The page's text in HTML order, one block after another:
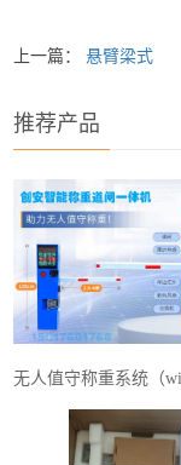
上一篇：悬臂梁式
推荐产品